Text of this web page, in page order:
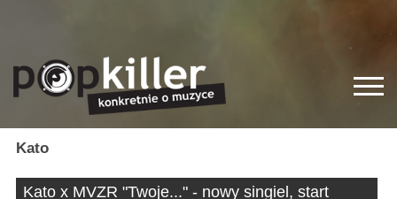
Kato
Kato x MVZR "Twoje..." - nowy singiel, start